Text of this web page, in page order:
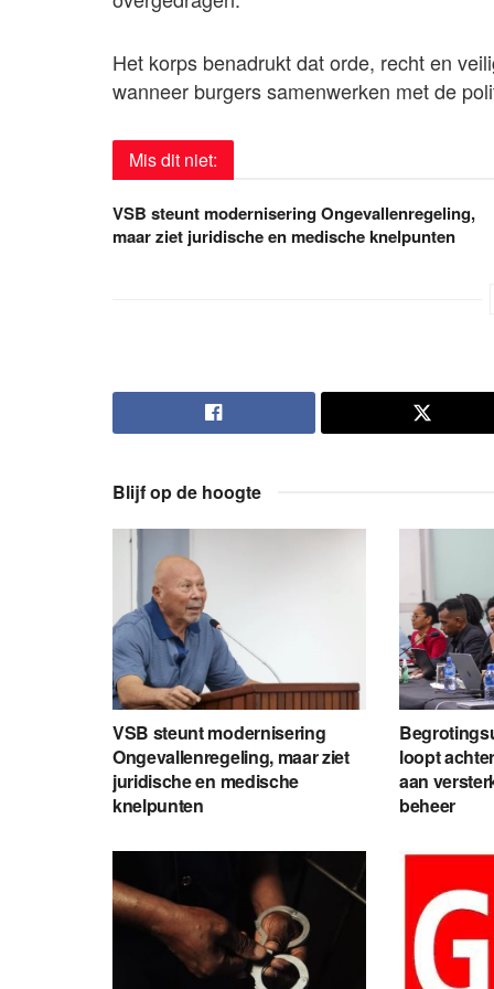
Het korps benadrukt dat orde, recht en
wanneer burgers samenwerken met de
Mis dit niet:
VSB steunt modernisering Ongevallenregeling,
maar ziet juridische en medische knelpunten
Blijf op de hoogte
VSB steunt modernisering
Ongevallenregeling, maar ziet
juridische en medische
knelpunten
loopt
aan
beheer